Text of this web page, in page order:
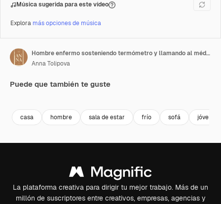
Música sugerida para este vídeo
Explora más opciones de música
Hombre enfermo sosteniendo termómetro y llamando al médico en casa
Anna Tolipova
Puede que también te guste
casa hombre sala de estar frío sofá jóvenes
La plataforma creativa para dirigir tu mejor trabajo. Más de un
millón de suscriptores entre creativos, empresas, agencias y